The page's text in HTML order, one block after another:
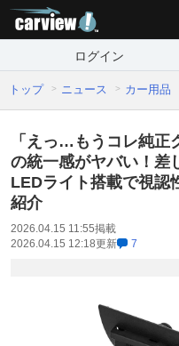
ログイン
トップ ニュース カー用品
「えっ…もうコレ純正
の統一感がヤバい！差
LEDライト搭載で視認
紹介
2026.04.15 11:55掲載
2026.04.15 12:18更新 7